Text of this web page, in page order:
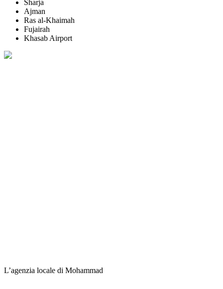
Sharja
Ajman
Ras al-Khaimah
Fujairah
Khasab Airport
L’agenzia locale di Mohammad